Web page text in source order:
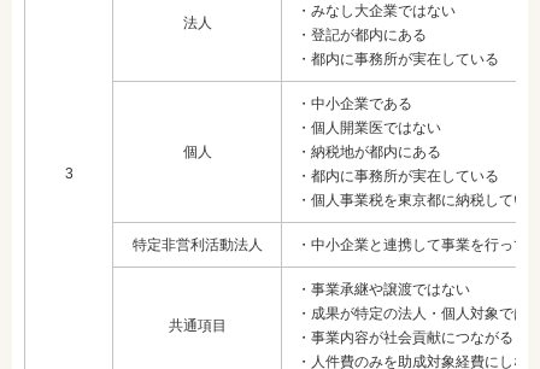
3
法人
・みなし大企業ではない
・登記が都内にある
・都内に事務所が実在している
個人
・中小企業である
・個人開業医ではない
・納税地が都内にある
・都内に事務所が実在している
・個人事業税を東京都に納税してい
特定非営利活動法人 ・中小企業と連携して事業を行って
共通項目
・事業承継や譲渡ではない
・成果が特定の法人・個人対象では
・事業内容が社会貢献につながる
・人件費のみを助成対象経費にしな